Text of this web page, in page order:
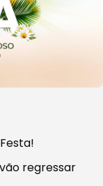
regressar